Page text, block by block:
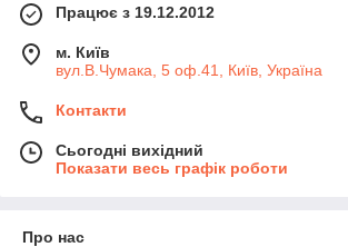
Працює з 19.12.2012
м. Київ
вул.В.Чумака, 5 оф.41, Київ, Україна
Контакти
Сьогодні вихідний
Показати весь графік роботи
Про нас